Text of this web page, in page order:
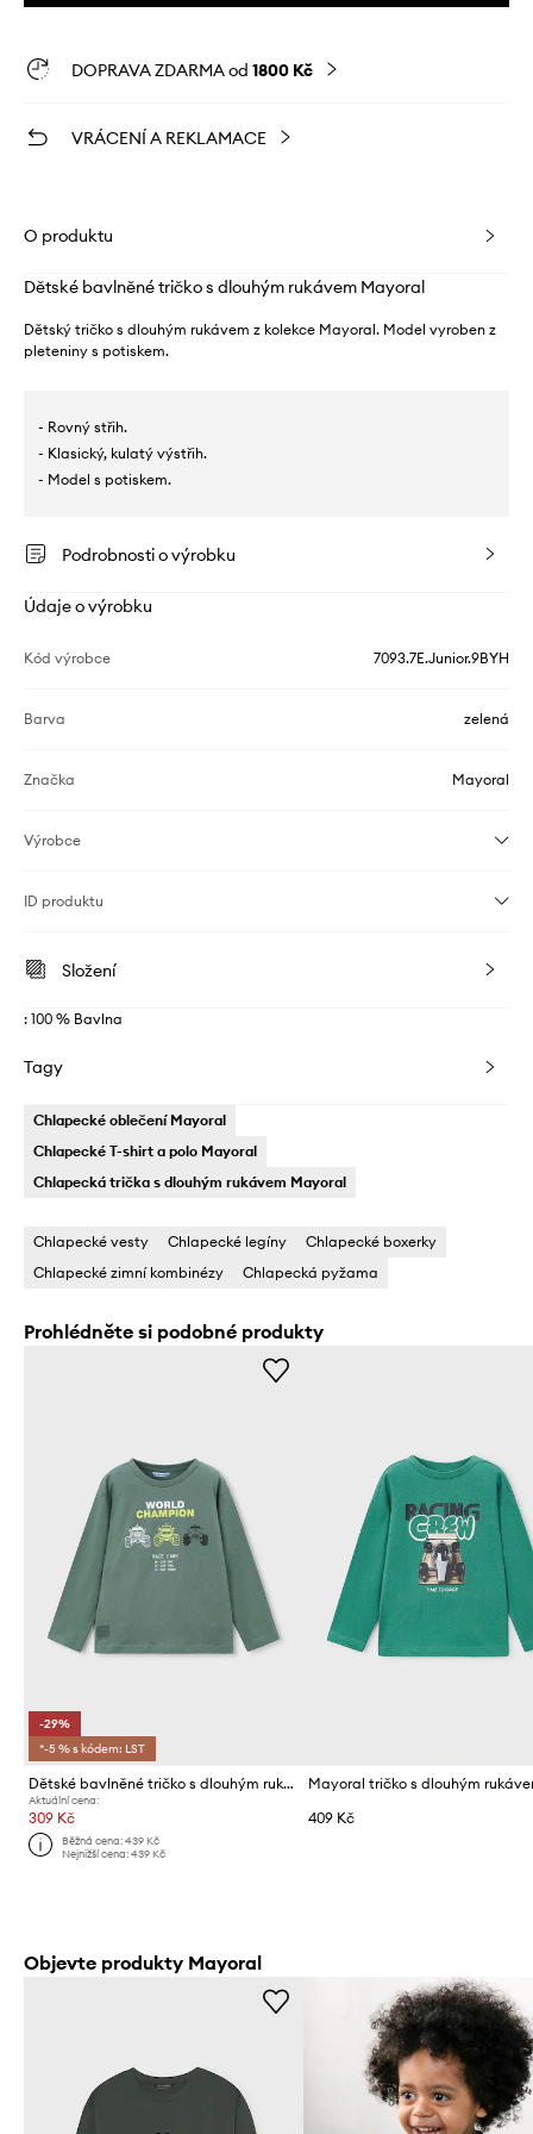
DOPRAVA ZDARMA od 1800 Kč
VRÁCENÍ A REKLAMACE
O produktu
Dětské bavlněné tričko s dlouhým rukávem Mayoral
Dětský tričko s dlouhým rukávem z kolekce Mayoral. Model vyroben z
pleteniny s potiskem.
- Rovný střih.
- Klasický, kulatý výstřih.
- Model s potiskem.
Podrobnosti o výrobku
Údaje o výrobku
Kód výrobce 7093.7E.Junior.9BYH
Barva zelená
Značka Mayoral
Výrobce
ID produktu
Složení
: 100 % Bavlna
Tagy
Chlapecké oblečení Mayoral
Chlapecké T-shirt a polo Mayoral
Chlapecká trička s dlouhým rukávem Mayoral
Chlapecké vesty Chlapecké legíny
Chlapecké boxerky
Chlapecké zimní kombinézy
Chlapecká pyžama
Prohlédněte si podobné produkty
-29%
*-5 % s kódem: LST
Dětské bavlněné tričko s dlouhým rukávem Mayoral
Aktuální cena:
309 Kč
Běžná cena:439 Kč
Nejnižší cena:439 Kč
409 Kč
Objevte produkty Mayoral